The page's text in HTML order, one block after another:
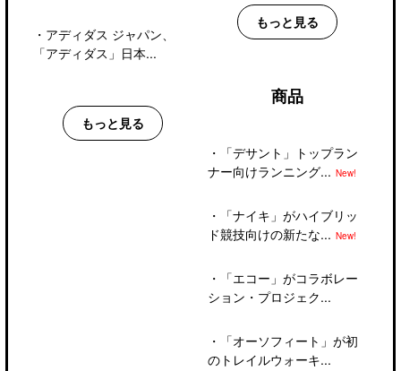
・ アディダス ジャパン、
「アディダス」日本...
もっと見る
もっと見る
商品
・
「デサント」トップラン
ナー向けランニング... New!
・
「ナイキ」がハイブリッ
ド競技向けの新たな... New!
・
「エコー」がコラボレー
ション・プロジェク...
・
「オーソフィート」が初
のトレイルウォーキ...